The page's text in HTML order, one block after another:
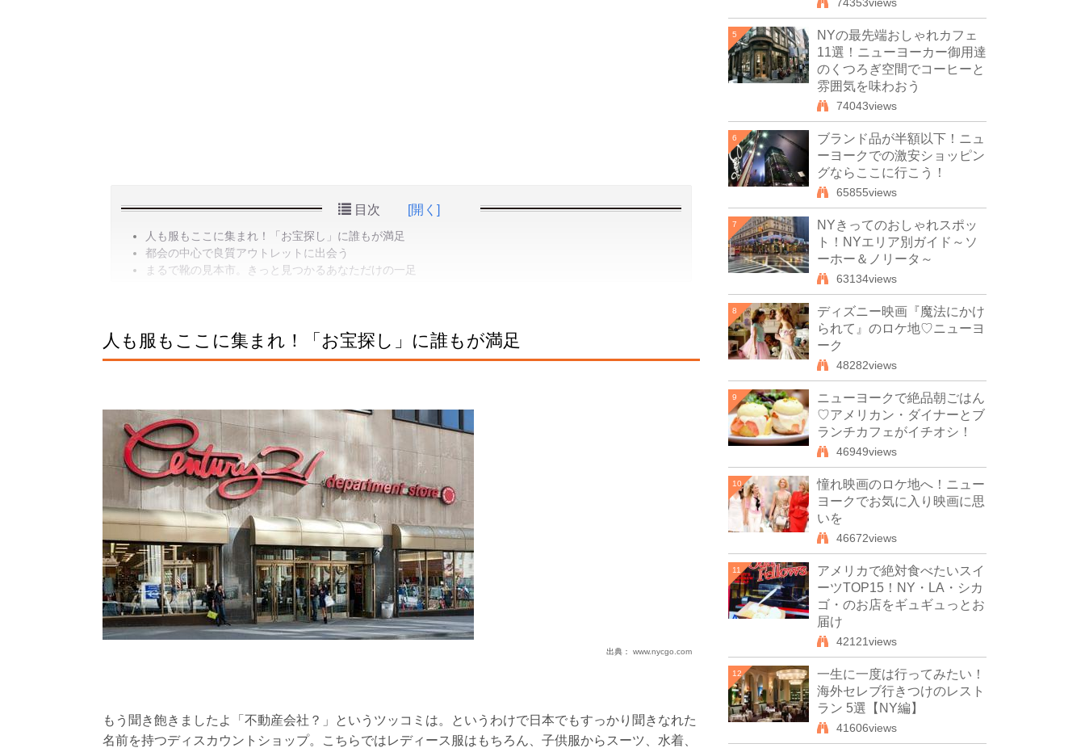
目次 [開く]
人も服もここに集まれ！「お宝探し」に誰もが満足
都会の中心で良質アウトレットに出会う
まるで靴の見本市。きっと見つかるあなただけの一足
人も服もここに集まれ！「お宝探し」に誰もが満足
出典： www.nycgo.com
もう聞き飽きましたよ「不動産会社？」というツッコミは。というわけで日本でもすっかり聞きなれた
名前を持つディスカウントショップ。こちらではレディース服はもちろん、子供服からスーツ、水着、
5
NYの最先端おしゃれカフェ
11選！ニューヨーカー御用達
のくつろぎ空間でコーヒーと
雰囲気を味わおう
74043views
6
ブランド品が半額以下！ニュ
ーヨークでの激安ショッピン
グならここに行こう！
65855views
7
NYきってのおしゃれスポッ
ト！NYエリア別ガイド～ソ
ーホー＆ノリータ～
63134views
8
ディズニー映画『魔法にかけ
られて』のロケ地♡ニューヨ
ーク
48282views
9
ニューヨークで絶品朝ごはん
♡アメリカン・ダイナーとブ
ランチカフェがイチオシ！
46949views
10
憧れ映画のロケ地へ！ニュー
ヨークでお気に入り映画に思
いを
46672views
11
アメリカで絶対食べたいスイ
ーツTOP15！NY・LA・シカ
ゴ・のお店をギュギュっとお
届け
42121views
12
一生に一度は行ってみたい！
海外セレブ行きつけのレスト
ラン 5選【NY編】
41606views